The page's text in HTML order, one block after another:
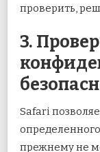
проверить,
3.
Safari
прежнему не